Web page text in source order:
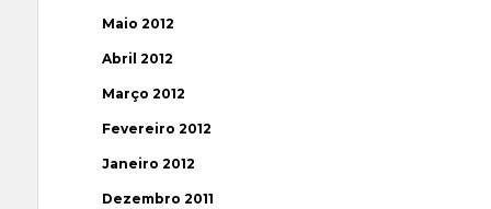
Maio 2012
Abril 2012
Março 2012
Fevereiro 2012
Janeiro 2012
Dezembro 2011